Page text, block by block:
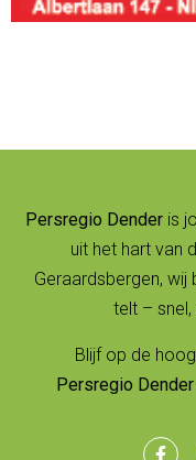
Persregio Dender is
uit het hart van
Geraardsbergen,
telt –
Blijf op de
Persregio